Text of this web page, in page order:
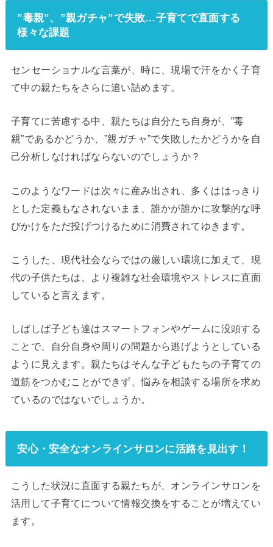
”毒親”、”親ガチャ”で失敗…子育てで直面する
様々な課題
センセーショナルな言葉が、時に、現場で汗をかく子育
て中の親たちをさらに追い詰めます。
子育てに苦慮する中、親たちは自分たち自身が、”毒
親”であるかどうか、”親ガチャ”で失敗したかどうかを自
己分析しなければならないのでしょうか？
このようなワードは次々に産み出され、多くははっきり
とした定義もなされないまま、誰かが誰かに攻撃的な呼
びかけをただ投げつけるために消費されてゆきます。
こうした、現代社会ならではの厳しい環境に加えて、現
代の子供たちは、より複雑な社会環境やストレスに直面
していると言えます。
しばしば子ども達はスマートフォンやゲームに没頭する
ことで、自分自身や周りの問題から逃げようとしている
ように見えます。親たちはそんな子どもたちの子育ての
道筋をつかむことができず、悩みを相談する場所を求め
ているのではないでしょうか。
安心・安全なオンラインサロンに活路を見出す！
こうした状況に直面する親たちが、オンラインサロンを
活用して子育てについて情報交換をすることが増えてい
ます。